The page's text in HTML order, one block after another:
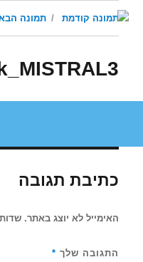
תמונה קודמת תמונה
כתיבת תגובה
האימייל לא יוצג באתר.
התגובה שלך *